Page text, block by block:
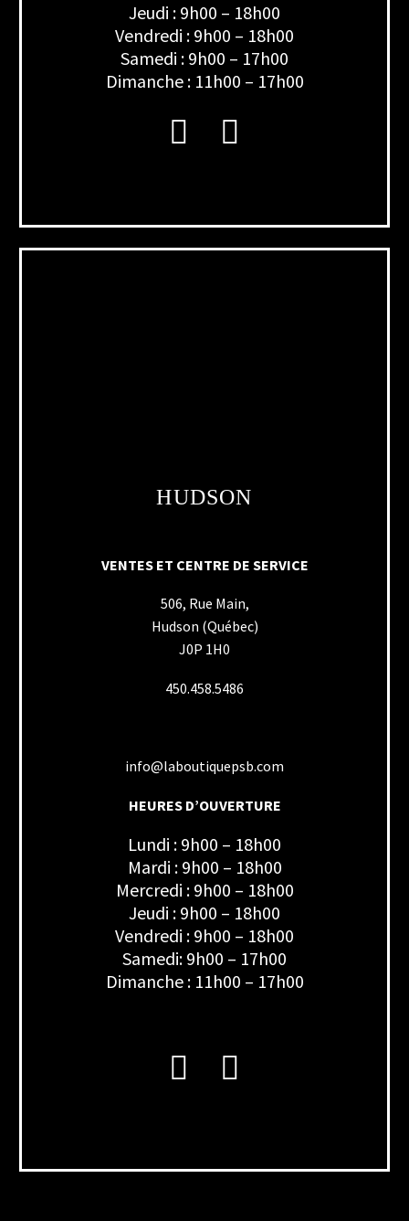
Jeudi : 9h00 – 18h00
Vendredi : 9h00 – 18h00
Samedi : 9h00 – 17h00
Dimanche : 11h00 – 17h00
HUDSON
VENTES ET CENTRE DE SERVICE
506, Rue Main,
Hudson (Québec)
J0P 1H0
450.458.5486
info@laboutiquepsb.com
HEURES D’OUVERTURE
Lundi : 9h00 – 18h00
Mardi : 9h00 – 18h00
Mercredi : 9h00 – 18h00
Jeudi : 9h00 – 18h00
Vendredi : 9h00 – 18h00
Samedi: 9h00 – 17h00
Dimanche : 11h00 – 17h00